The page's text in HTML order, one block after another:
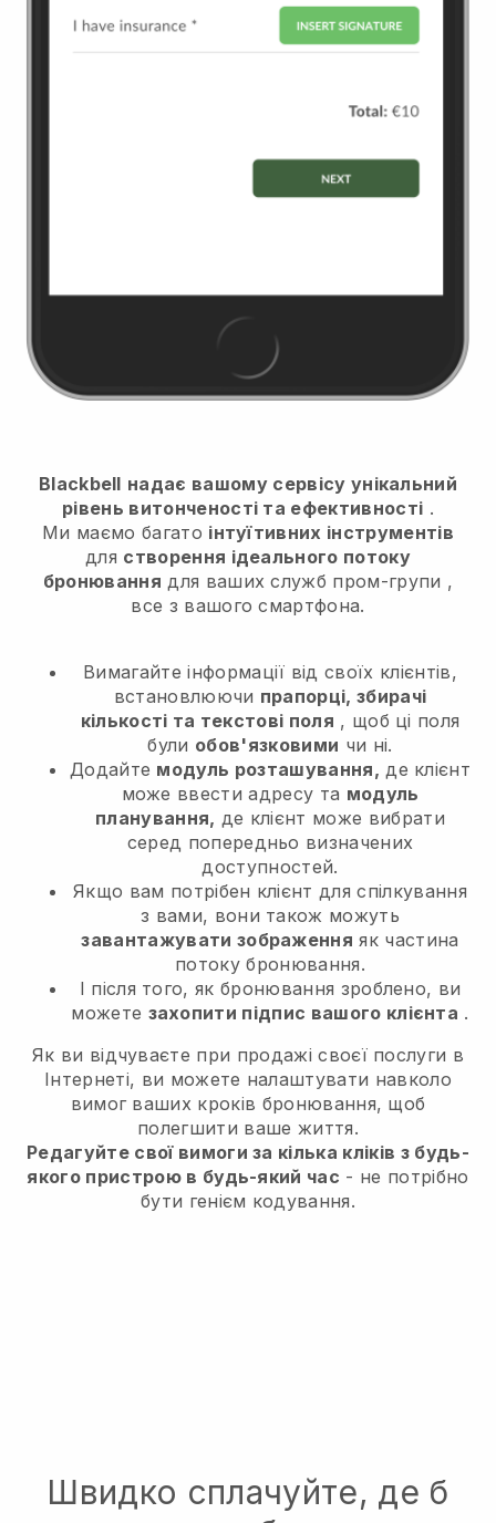
Blackbell надає вашому сервісу унікальний
рівень витонченості та ефективності .
Ми маємо багато інтуїтивних інструментів
для створення ідеального потоку
бронювання для ваших служб пром-групи ,
все з вашого смартфона.
Вимагайте інформації від своїх клієнтів,
встановлюючи прапорці, збирачі
кількості та текстові поля , щоб ці поля
були обов'язковими чи ні.
Додайте модуль розташування, де клієнт
може ввести адресу та модуль
планування, де клієнт може вибрати
серед попередньо визначених
доступностей.
Якщо вам потрібен клієнт для спілкування
з вами, вони також можуть
завантажувати зображення як частина
потоку бронювання.
І після того, як бронювання зроблено, ви
можете захопити підпис вашого клієнта .
Як ви відчуваєте при продажі своєї послуги в
Інтернеті, ви можете налаштувати навколо
вимог ваших кроків бронювання, щоб
полегшити ваше життя.
Редагуйте свої вимоги за кілька кліків з будь-
якого пристрою в будь-який час - не потрібно
бути генієм кодування.
Швидко сплачуйте, де б